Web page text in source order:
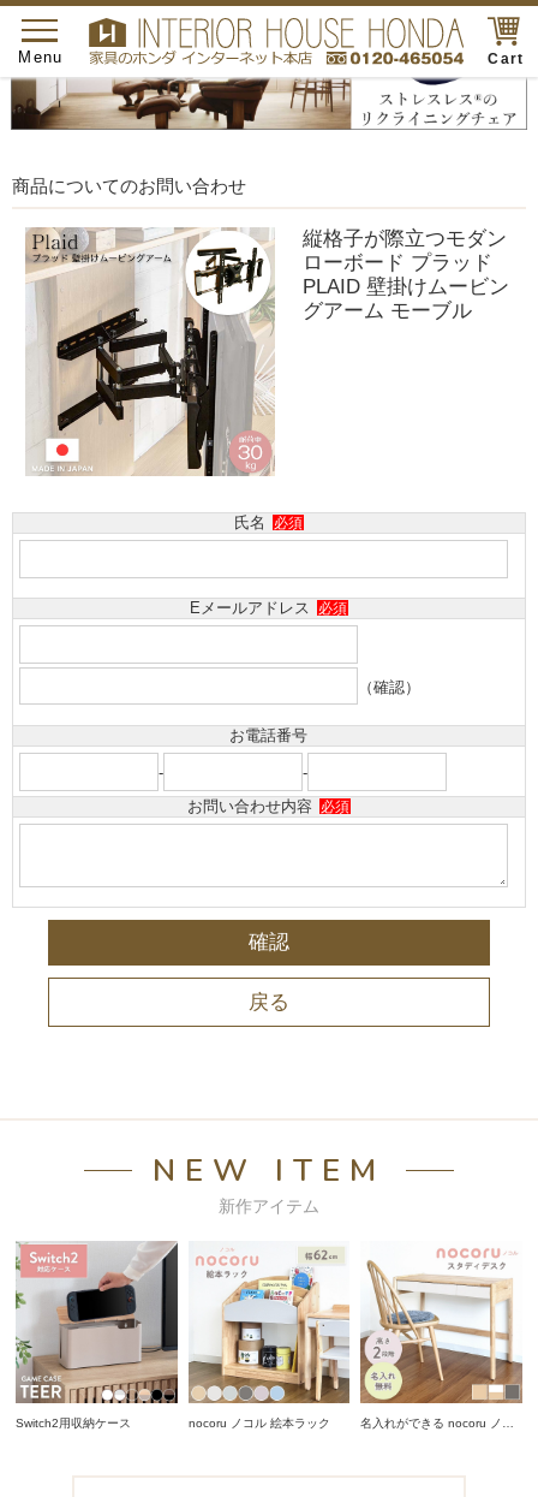
Cart
toggle
navigation
Menu
商品についてのお問い合わせ
縦格子が際立つモダン
ローボード プラッド
PLAID 壁掛けムービン
グアーム モーブル
氏名 必須
Eメールアドレス 必須
（確認）
お電話番号
-
-
お問い合わせ内容
必須
NEW ITEM
新作アイテム
Switch2用収納ケース nocoru ノコル 絵本ラック
名入れができる nocoru ノコ